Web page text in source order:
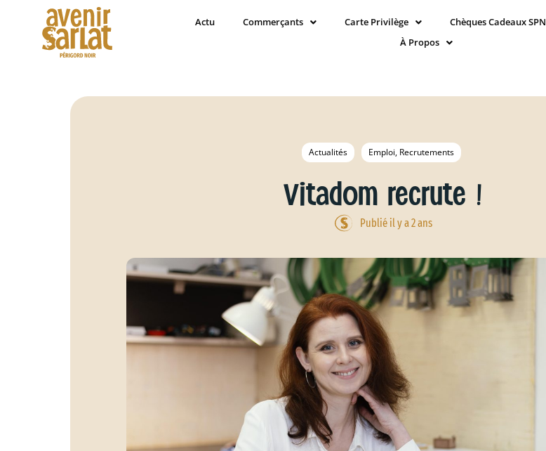
Actu Commerçants Carte Privilège Chèques Cadeaux SPN
À Propos
Actualités Emploi, Recrutements
Vitadom recrute !
Publié il y a 2 ans